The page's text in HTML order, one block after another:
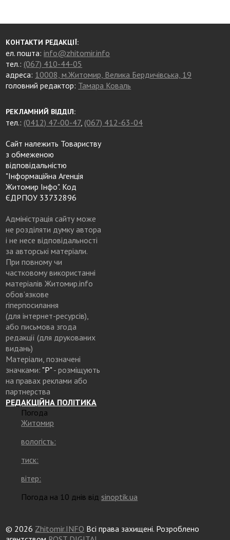
КОНТАКТИ РЕДАКЦІЇ:
ел. пошта:info@zhitomir.info
тел.: (067) 410-44-05
адреса: 10008, м.Житомир, Велика Бердичівська, 19
головний редактор: Тамара Коваль
РЕКЛАМНИЙ ВІДДІЛ:
тел.: (0412) 47-00-47, (067) 412-63-04
Сайт належить Товариству
з обмеженою
відповідальністю
"Інформаційна Агенція
Житомир Інфо". Код
ЄДРПОУ 33732896
Адміністрація сайту може
не розділяти думку автора
і не несе відповідальності
за авторські матеріали.
При повному чи
частковому використанні
матеріалів Житомир.info
обов’язкове
гіперпосилання
(для інтернет-ресурсів),
або письмова згода
редакції (для друкованих
видань)
Матеріали, позначені
значками: "Р"- розміщують
на правах реклами або
партнерства
РЕДАКЦІЙНА ПОЛІТИКА
Погода
Житомир
вологість:
тиск:
вітер:
Погода на 10 днів відsinoptik.ua
© 2026 Zhitomir.INFO Всі права захищені. Розроблено